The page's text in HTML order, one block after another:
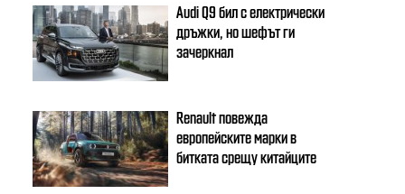
Audi Q9 бил с електрически
дръжки, но шефът ги
зачеркнал
Renault повежда
европейските марки в
битката срещу китайците